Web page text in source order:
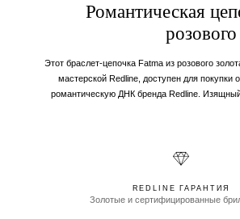
Романтическая
Этот браслет-цепочка Fatma из розового
мастерской Redline, доступен для покупки
романтическую ДНК бренда Redline.
REDLINE ГАРАНТИЯ
Золотые и сертифицированные